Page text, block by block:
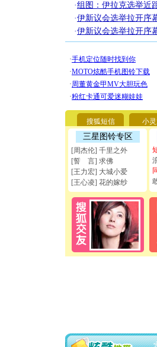
·组图：伊拉克选举近
·伊新议会选举拉开序
·伊新议会选举拉开序
搜狐短信 小
三星图铃专区
[周杰伦] 千里之外
[誓 言] 求佛
[王力宏] 大城小爱
[王心凌] 花的嫁纱